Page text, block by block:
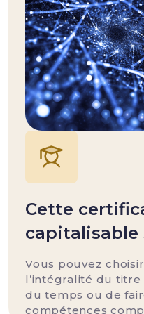
Cette
capitalisable
Vous pouvez
l’intégralité du
du temps ou de
compétences